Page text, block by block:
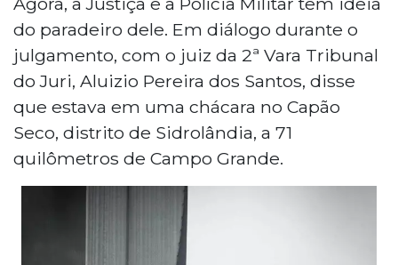
do paradeiro dele. Em diálogo durante o
julgamento, com o juiz da 2ª Vara Tribunal
do Juri, Aluizio Pereira dos Santos, disse
que estava em uma chácara no Capão
Seco, distrito de Sidrolândia, a 71
quilômetros de Campo Grande.